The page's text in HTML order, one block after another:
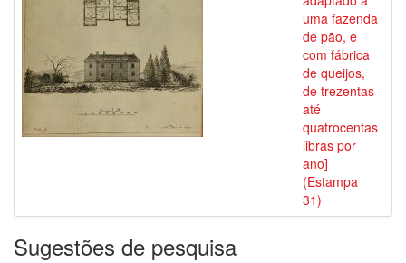
uma fazenda
de pão, e
com fábrica
de queijos,
de trezentas
até
quatrocentas
libras por
ano]
(Estampa
31)
Sugestões de pesquisa